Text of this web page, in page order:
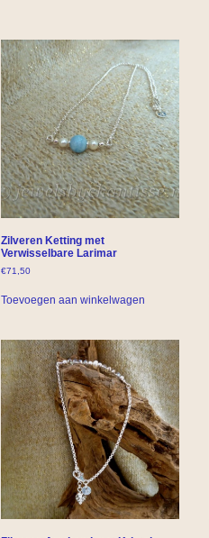
Zilveren Ketting met
Verwisselbare Larimar
€71,50
Toevoegen aan winkelwagen